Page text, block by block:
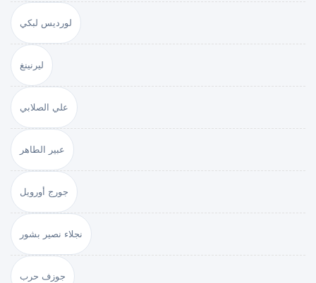
لورديس لبكي
ليرنينغ
علي الصلابي
عبير الطاهر
جورج أورويل
نجلاء نصير بشور
جوزف حرب